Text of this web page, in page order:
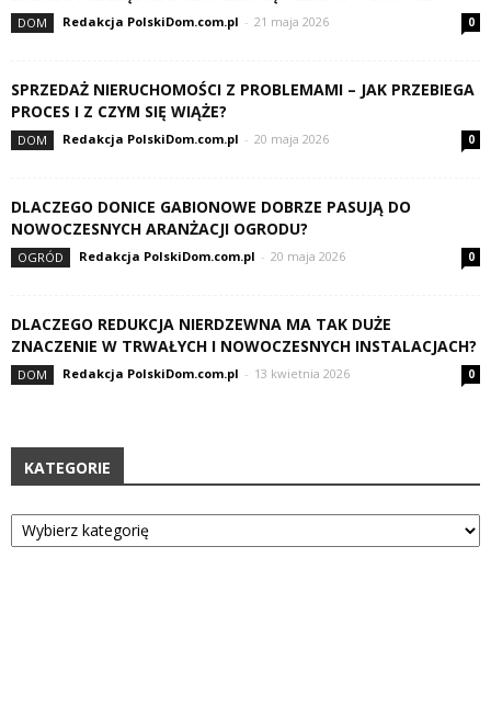
DOM Redakcja PolskiDom.com.pl - 21 maja 2026 0
SPRZEDAŻ NIERUCHOMOŚCI Z PROBLEMAMI – JAK PRZEBIEGA
PROCES I Z CZYM SIĘ WIĄŻE?
DOM Redakcja PolskiDom.com.pl - 20 maja 2026 0
DLACZEGO DONICE GABIONOWE DOBRZE PASUJĄ DO
NOWOCZESNYCH ARANŻACJI OGRODU?
OGRÓD Redakcja PolskiDom.com.pl - 20 maja 2026 0
DLACZEGO REDUKCJA NIERDZEWNA MA TAK DUŻE
ZNACZENIE W TRWAŁYCH I NOWOCZESNYCH INSTALACJACH?
DOM Redakcja PolskiDom.com.pl - 13 kwietnia 2026 0
KATEGORIE
Kategorie